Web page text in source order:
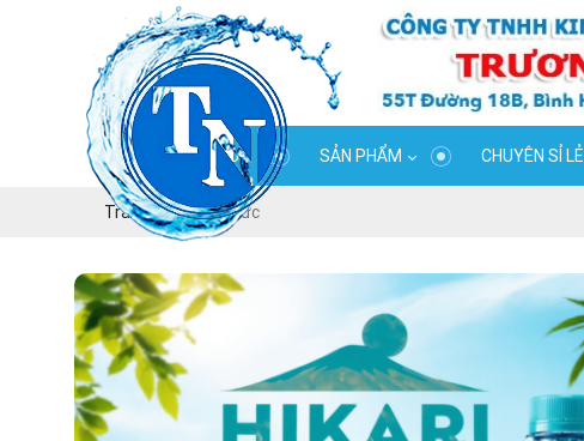
GIỚI THIỆU SẢN PHẨM CHUYÊN SỈ LẺ
Trang chủ Tin tức